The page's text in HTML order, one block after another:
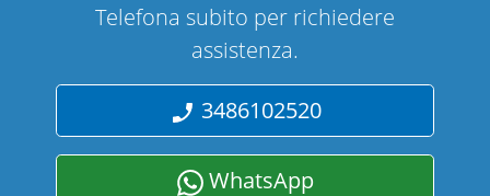
Telefona subito per richiedere
assistenza.
3486102520
WhatsApp